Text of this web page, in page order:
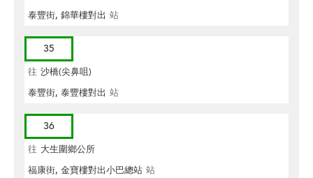
泰豐街, 錦華樓對出 站
35
往 沙橋(尖鼻咀)
泰豐街, 泰豐樓對出 站
36
往 大生圍鄉公所
福康街, 金寶樓對出小巴總站 站